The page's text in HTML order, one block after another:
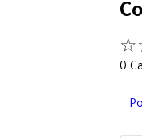
☆
0